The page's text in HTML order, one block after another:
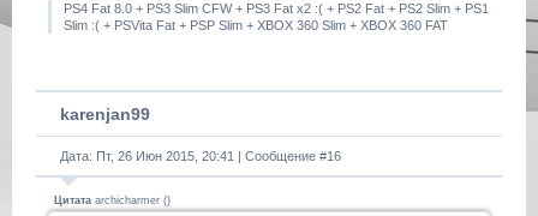
PS4 Fat 8.0 + PS3 Slim CFW + PS3 Fat x2 :( + PS2 Fat + PS2 Slim + PS1
Slim :( + PSVita Fat + PSP Slim + XBOX 360 Slim + XBOX 360 FAT
karenjan99
Дата: Пт, 26 Июн 2015, 20:41 | Сообщение #16
Цитата archicharmer ()